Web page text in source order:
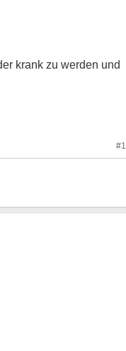
krank zu werden und
#1